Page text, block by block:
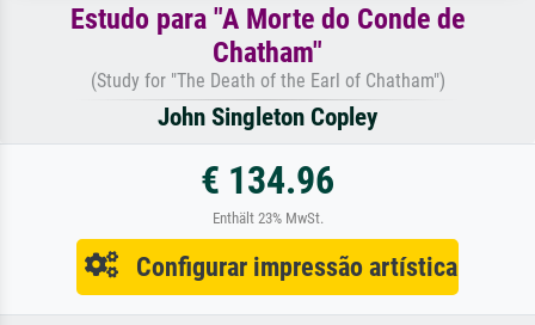
Estudo para "A Morte do Conde de
Chatham"
(Study for "The Death of the Earl of Chatham")
John Singleton Copley
€ 134.96
Enthält 23% MwSt.
Configurar impressão artística